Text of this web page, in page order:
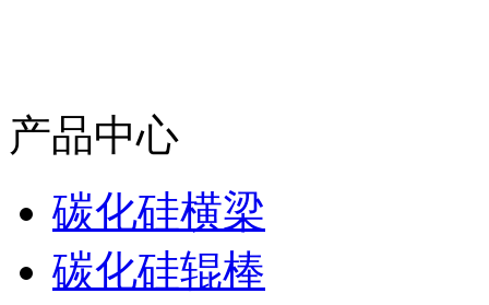
产品中心
碳化硅横梁
碳化硅辊棒